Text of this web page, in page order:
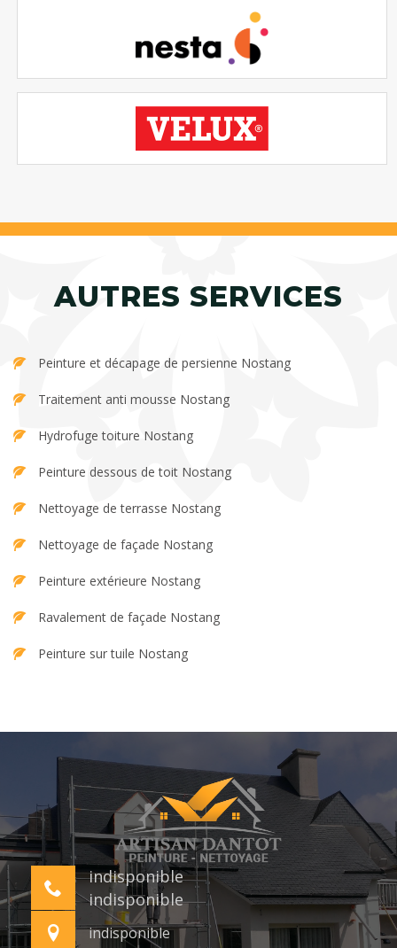
AUTRES SERVICES
Peinture et décapage de persienne Nostang
Traitement anti mousse Nostang
Hydrofuge toiture Nostang
Peinture dessous de toit Nostang
Nettoyage de terrasse Nostang
Nettoyage de façade Nostang
Peinture extérieure Nostang
Ravalement de façade Nostang
Peinture sur tuile Nostang
indisponible
indisponible
indisponible